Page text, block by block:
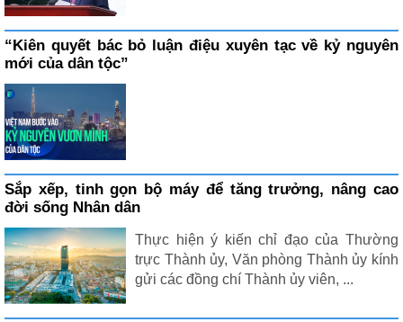
“Kiên quyết bác bỏ luận điệu xuyên tạc về kỷ nguyên
mới của dân tộc”
Sắp xếp, tinh gọn bộ máy để tăng trưởng, nâng cao
đời sống Nhân dân
Thực hiện ý kiến chỉ đạo của Thường
trực Thành ủy, Văn phòng Thành ủy kính
gửi các đồng chí Thành ủy viên, ...